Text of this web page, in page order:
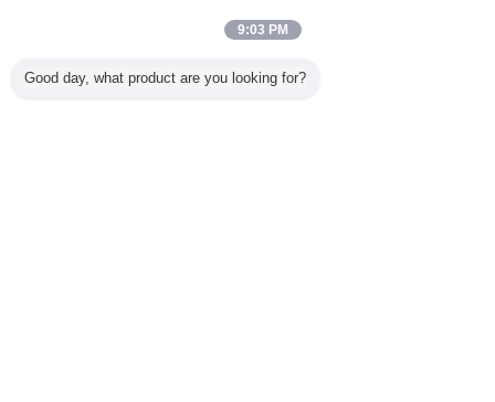
9:03 PM
Good day, what product are you looking for?